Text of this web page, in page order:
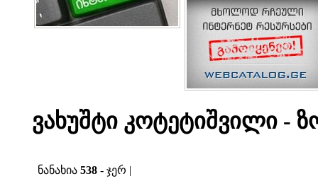
ვახუშტი კოტეტიშვილი -
ნანახია 538 - ჯერ |